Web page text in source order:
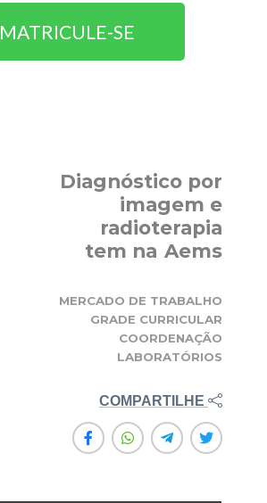
MATRICULE-SE
Diagnóstico por
imagem e
radioterapia
tem na Aems
MERCADO DE TRABALHO
GRADE CURRICULAR
COORDENAÇÃO
LABORATÓRIOS
COMPARTILHE